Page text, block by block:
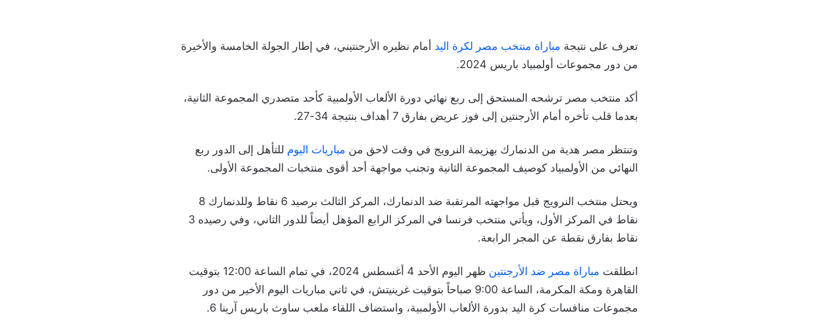
تعرف على نتيجة مباراة منتخب مصر لكرة اليد أمام نظيره الأرجنتيني، في إطار الجولة الخامسة والأخيرة
من دور مجموعات أولمبياد باريس 2024.
أكد منتخب مصر ترشحه المستحق إلى ربع نهائي دورة الألعاب الأولمبية كأحد متصدري المجموعة الثانية،
بعدما قلب تأخره أمام الأرجنتين إلى فوز عريض بفارق 7 أهداف بنتيجة 34-27.
وتنتظر مصر هدية من الدنمارك بهزيمة النرويج في وقت لاحق من مباريات اليوم للتأهل إلى الدور ربع
النهائي من الأولمبياد كوصيف المجموعة الثانية وتجنب مواجهة أحد أقوى منتخبات المجموعة الأولى.
ويحتل منتخب النرويج قبل مواجهته المرتقبة ضد الدنمارك، المركز الثالث برصيد 6 نقاط وللدنمارك 8
نقاط في المركز الأول، ويأتي منتخب فرنسا في المركز الرابع المؤهل أيضاً للدور الثاني، وفي رصيده 3
نقاط بفارق نقطة عن المجر الرابعة.
انطلقت مباراة مصر ضد الأرجنتين
ظهر اليوم الأحد 4 أغسطس 2024، في تمام الساعة 12:00 بتوقيت
القاهرة ومكة المكرمة، الساعة 9:00 صباحاً بتوقيت غرينيتش، في ثاني مباريات اليوم الأخير من دور
مجموعات منافسات كرة اليد بدورة الألعاب الأولمبية، واستضاف اللقاء ملعب ساوث باريس آرينا 6.